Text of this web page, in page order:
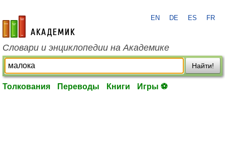
academic.ru
EN DE ES FR
Словари и энциклопедии на Академике
Найти!
Толкования Переводы Книги Игры ⚽